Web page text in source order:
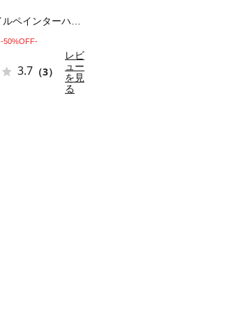
-50%OFF-
3.7 （3）
レビ
ュー
を見
る